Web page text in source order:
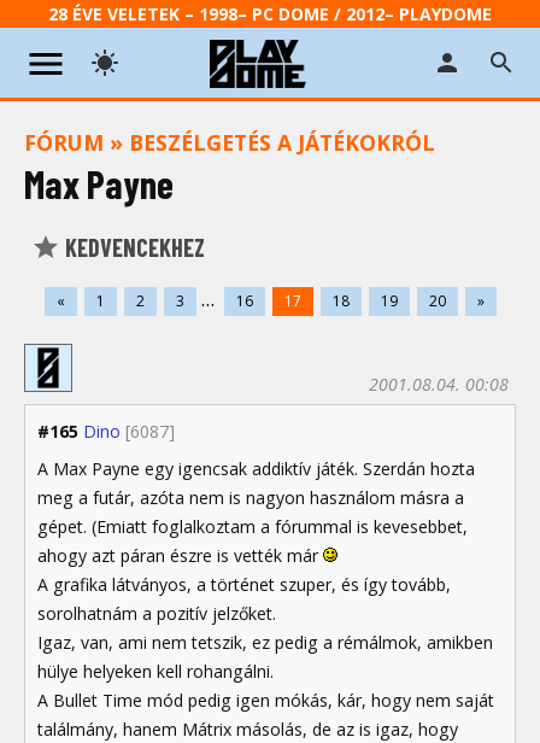
28 ÉVE VELETEK – 1998– PC DOME / 2012– PLAYDOME
FÓRUM » BESZÉLGETÉS A JÁTÉKOKRÓL
Max Payne
KEDVENCEKHEZ
« 1 2 3 ... 16 17 18 19 20 »
#165 Dino [6087]
2001.08.04. 00:08
A Max Payne egy igencsak addiktív játék. Szerdán hozta
meg a futár, azóta nem is nagyon használom másra a
gépet. (Emiatt foglalkoztam a fórummal is kevesebbet,
ahogy azt páran észre is vették már
A grafika látványos, a történet szuper, és így tovább,
sorolhatnám a pozitív jelzőket.
Igaz, van, ami nem tetszik, ez pedig a rémálmok, amikben
hülye helyeken kell rohangálni.
A Bullet Time mód pedig igen mókás, kár, hogy nem saját
találmány, hanem Mátrix másolás, de az is igaz, hogy